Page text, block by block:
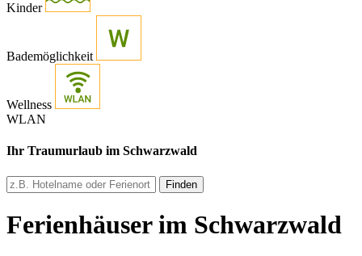
Kinder
Bademöglichkeit
Wellness
WLAN
Ihr Traumurlaub im Schwarzwald
Finden
Ferienhäuser im Schwarzwald